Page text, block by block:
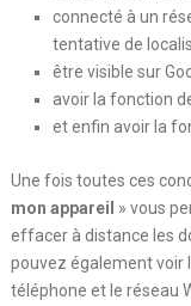
connecté à un
tentative de
être visible sur
avoir la fonction
et enfin avoir la
Une fois toutes ces
mon appareil » vous
effacer à distance les
pouvez également voir
téléphone et le réseau